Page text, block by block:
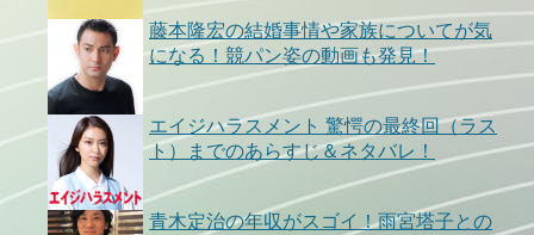
藤本隆宏の結婚事情や家族についてが気
になる！競パン姿の動画も発見！
エイジハラスメント 驚愕の最終回（ラス
ト）までのあらすじ＆ネタバレ！
青木定治の年収がスゴイ！雨宮塔子との